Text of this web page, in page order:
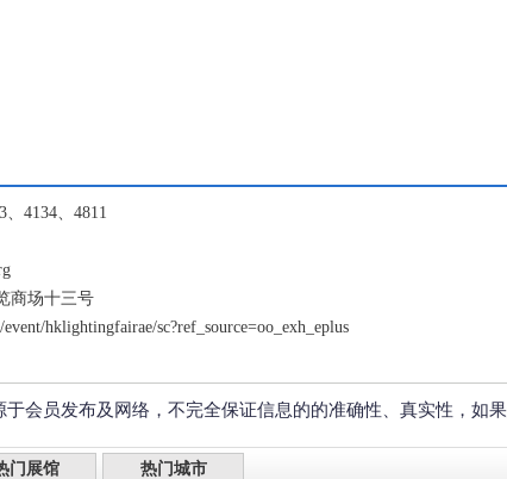
、4134、4811
商场十三号
hklightingfairae/sc?ref_source=oo_exh_eplus
会员发布及网络，不完全保证信息的的准确性、真实性，如
门展馆 热门城市